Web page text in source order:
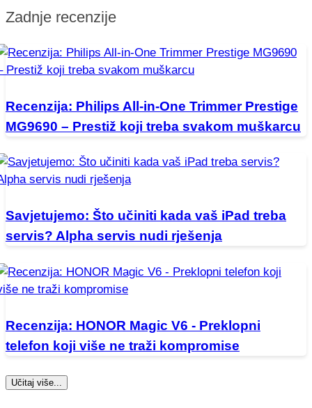
Zadnje recenzije
Recenzija: Philips All-in-One Trimmer Prestige
MG9690 – Prestiž koji treba svakom muškarcu
Savjetujemo: Što učiniti kada vaš iPad treba
servis? Alpha servis nudi rješenja
Recenzija: HONOR Magic V6 - Preklopni
telefon koji više ne traži kompromise
Učitaj više...